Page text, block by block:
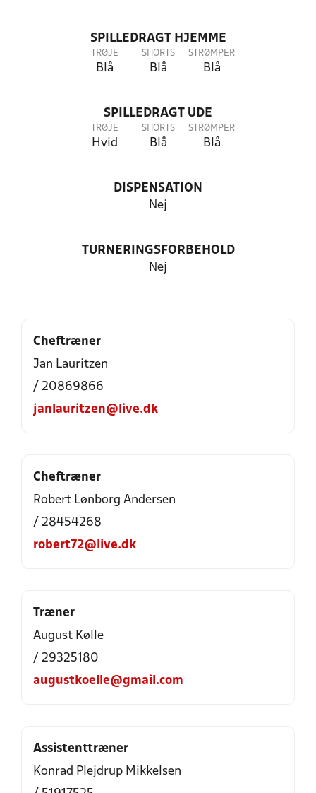
SPILLEDRAGT HJEMME
TRØJE
Blå
SHORTS
Blå
STRØMPER
Blå
SPILLEDRAGT UDE
TRØJE
Hvid
SHORTS
Blå
STRØMPER
Blå
DISPENSATION
Nej
TURNERINGSFORBEHOLD
Nej
Cheftræner
Jan Lauritzen
/ 20869866
janlauritzen@live.dk
Cheftræner
Robert Lønborg Andersen
/ 28454268
robert72@live.dk
Træner
August Kølle
/ 29325180
augustkoelle@gmail.com
Assistenttræner
Konrad Plejdrup Mikkelsen